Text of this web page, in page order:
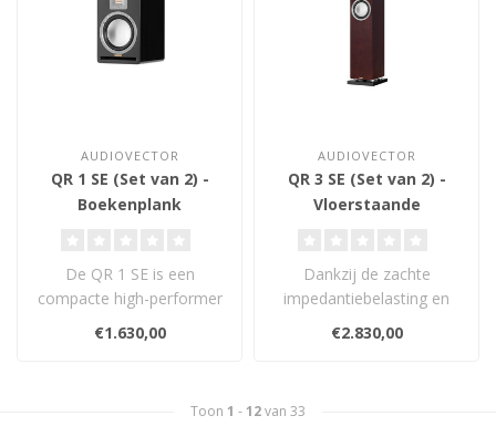
AUDIOVECTOR
QR 1 SE (Set van 2) -
Boekenplank
De QR 1 SE is een
compacte high-performer
klein pakk..
€1.630,00
AUDIOVECTOR
QR 3 SE (Set van 2) -
Vloerstaande
Dankzij de zachte
impedantiebelasting en
90dB is de QR 3 ..
€2.830,00
Toon 1 - 12van 33